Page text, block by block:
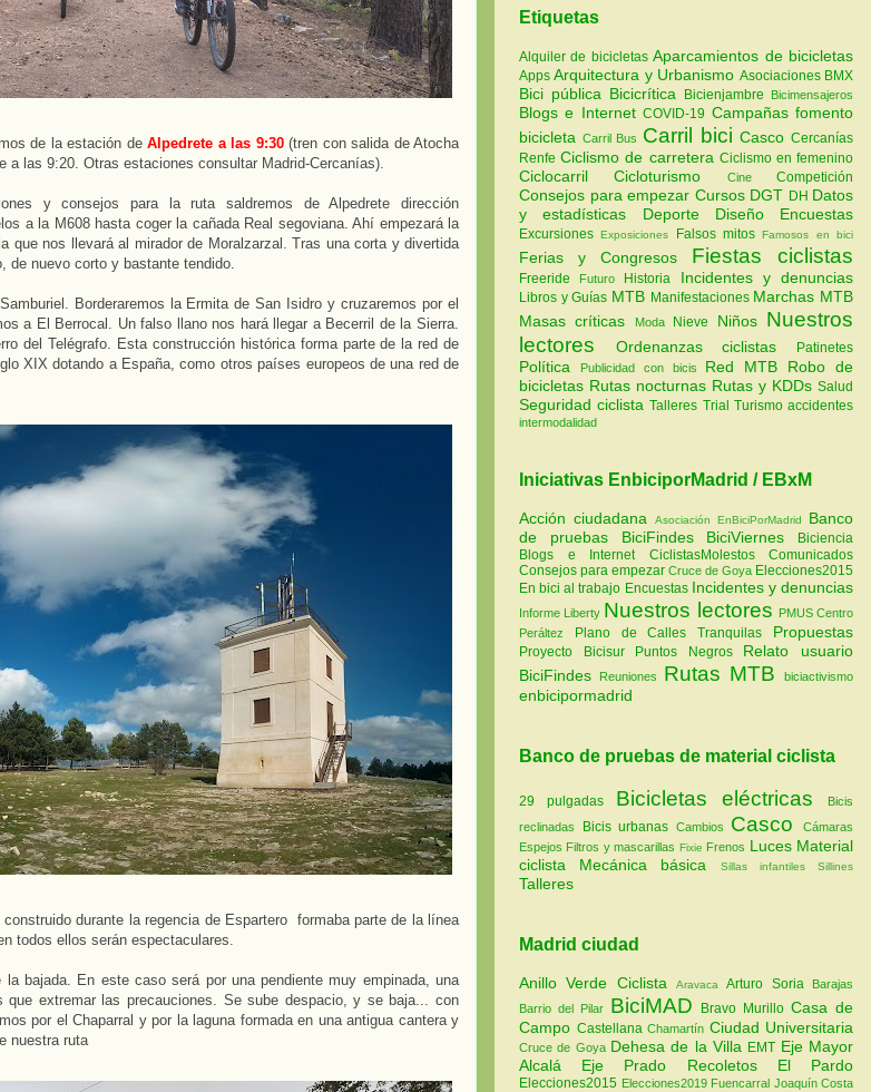
de la estación deAlpedrete a las 9:30(tren con salida de Atocha
a las 9:20. Otras estaciones consultar Madrid-Cercanías).
y consejos para la ruta saldremos de Alpedrete dirección
a la M608 hasta coger la cañada Real segoviana. Ahí empezará la
que nos llevará al mirador de Moralzarzal. Tras una corta y divertida
de nuevo corto y bastante tendido.
Borderaremos la Ermita de San Isidro y cruzaremos por el
a El Berrocal. Un falso llano nos hará llegar a Becerril de la Sierra.
del Telégrafo. Esta construcción histórica forma parte de la red de
XIX dotando a España, como otros países europeos de una red de
durante la regencia de Espartero formaba parte de la línea
todos ellos serán espectaculares.
bajada. En este caso será por una pendiente muy empinada, una
que extremar las precauciones. Se sube despacio, y se baja... con
por el Chaparral y por la laguna formada en una antigua cantera y
nuestra ruta
Etiquetas
Alquiler de bicicletasAparcamientos de bicicletas
AppsArquitectura y Urbanismo Asociaciones BMX
Bici pública Bicicrítica Bicienjambre Bicimensajeros
Blogs e InternetCOVID-19 Campañas fomento
bicicleta Carril Bus Carril biciCascoCercanías
RenfeCiclismo de carretera Ciclismo en femenino
CiclocarrilCicloturismo CineCompetición
Consejos para empezar Cursos DGT DH Datos
y estadísticas Deporte Diseño Encuestas
ExcursionesExposiciones Falsos mitosFamosos en bici
Ferias y Congresos Fiestas ciclistas
Freeride Futuro Historia Incidentes y denuncias
Libros y Guías MTB Manifestaciones Marchas MTB
Masas críticas
Moda Nieve Niños Nuestros
lectores
Ordenanzas ciclistas Patinetes
Política Publicidad con bicis Red MTB Robo de
bicicletas Rutas nocturnas Rutas y KDDs Salud
Seguridad ciclistaTalleres Trial Turismoaccidentes
intermodalidad
Iniciativas EnbiciporMadrid / EBxM
Acción ciudadana Asociación EnBiciPorMadrid
Banco
de pruebas
BiciFindes BiciViernes
Biciencia
Blogs e Internet
CiclistasMolestos
Comunicados
Consejos para empezar Cruce de Goya Elecciones2015
En bici al trabajo Encuestas Incidentes y denuncias
Informe Liberty Nuestros lectores
PMUS Centro
Peráltez
Plano de Calles Tranquilas Propuestas
Proyecto Bicisur Puntos Negros
Relato usuario
BiciFindes
Reuniones Rutas MTB biciactivismo
enbicipormadrid
Banco de pruebas de material ciclista
29 pulgadas Bicicletas eléctricas
Bicis
reclinadas
Bicis urbanas Cambios Casco
Cámaras
Espejos Filtros y mascarillas Fixie Frenos Luces Material
ciclista
Mecánica básica Sillas infantiles Sillines
Talleres
Madrid ciudad
Anillo Verde Ciclista AravacaArturo Soria
Barajas
Barrio del Pilar BiciMAD Bravo MurilloCasa de
Campo Castellana Chamartín Ciudad Universitaria
Cruce de Goya Dehesa de la Villa EMT Eje Mayor
Alcalá Eje Prado Recoletos El Pardo
Elecciones2015 Elecciones2019 Fuencarral Joaquín Costa